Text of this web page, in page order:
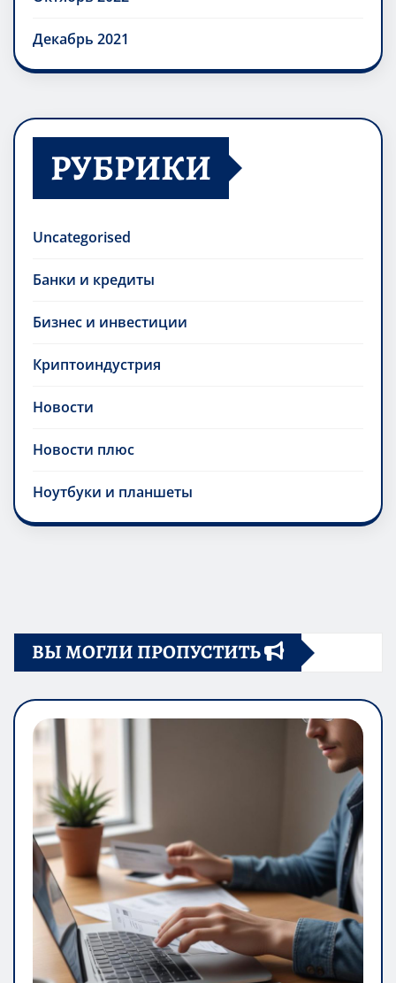
Декабрь 2021
РУБРИКИ
Uncategorised
Банки и кредиты
Бизнес и инвестиции
Криптоиндустрия
Новости
Новости плюс
Ноутбуки и планшеты
ВЫ МОГЛИ ПРОПУСТИТЬ